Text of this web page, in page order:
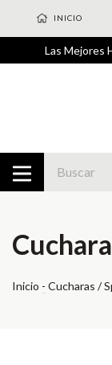
INICIO
Las Mejores
Inicio - Cucharas /